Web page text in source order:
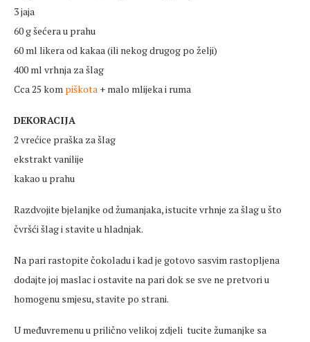
3 jaja
60 g šećera u prahu
60 ml likera od kakaa (ili nekog drugog po želji)
400 ml vrhnja za šlag
Cca 25 kom piškota + malo mlijeka i ruma
DEKORACIJA
2 vrećice praška za šlag
ekstrakt vanilije
kakao u prahu
Razdvojite bjelanjke od žumanjaka, istucite vrhnje za šlag u što
čvršći šlag i stavite u hladnjak.
Na pari rastopite čokoladu i kad je gotovo sasvim rastopljena
dodajte joj maslac i ostavite na pari dok se sve ne pretvori u
homogenu smjesu, stavite po strani.
U međuvremenu u prilično velikoj zdjeli tucite žumanjke sa